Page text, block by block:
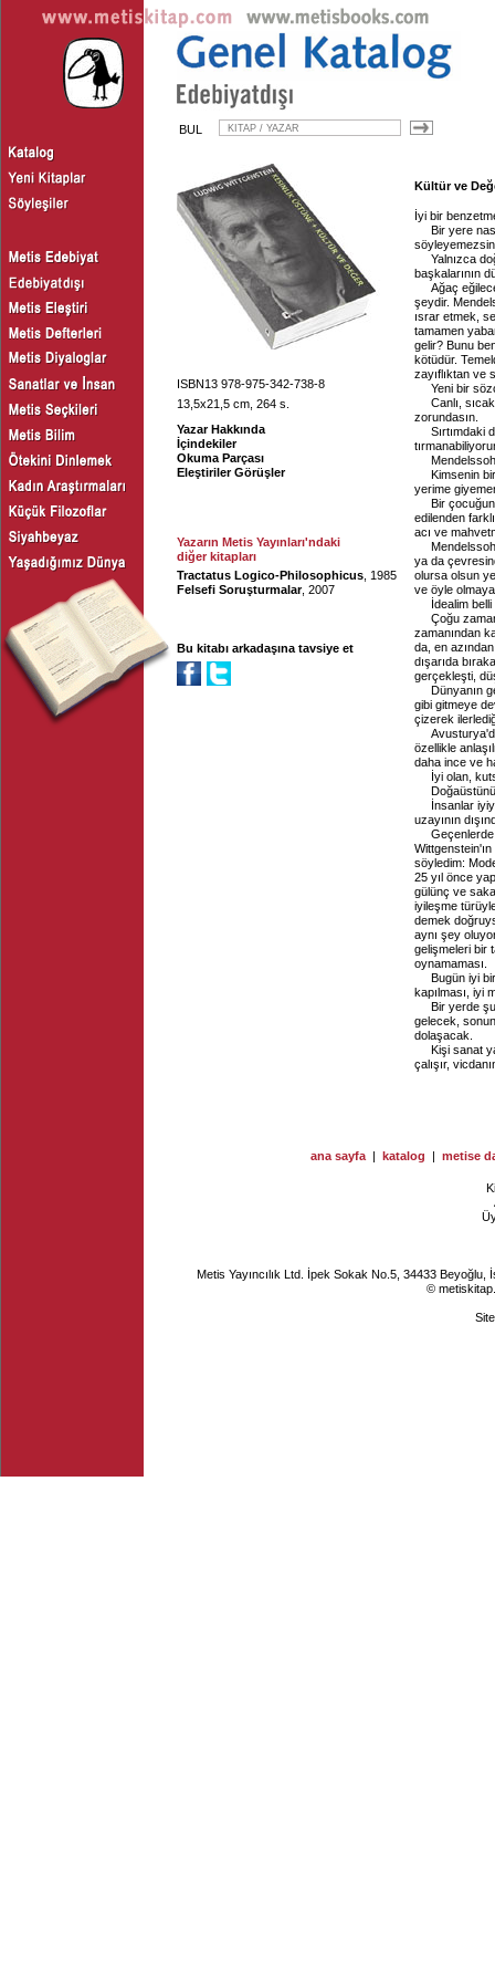
BUL
ISBN13 978-975-342-738-8
13,5x21,5 cm, 264 s.
Yazar Hakkında
İçindekiler
Okuma Parçası
Eleştiriler Görüşler
Yazarın Metis Yayınları'ndaki
diğer kitapları
Tractatus Logico-Philosophicus , 1985
Felsefi Soruşturmalar, 2007
Bu kitabı arkadaşına tavsiye et
Kültür ve
İyi bir
Bir yere
Yalnızca
başkalarının
Ağaç
şeydir.
ısrar etmek,
tamamen
gelir? Bunu
kötüdür.
zayıflıktan ve
Yeni bir
Canlı,
zorundasın.
Sırtımdaki
Kimsenin
yerime
Bir
edilenden
acı ve
ya da
olursa olsun
ve öyle
İdealim
Çoğu
zamanından
da, en
dışarıda
gerçekleşti,
Dünyanın
gibi gitmeye
çizerek
özellikle
daha ince ve
İyi olan,
İnsanlar
uzayının
söyledim:
25 yıl önce
gülünç ve
iyileşme
demek
aynı şey
gelişmeleri bir
oynamaması.
Bugün iyi
kapılması, iyi
Bir yerde
gelecek,
dolaşacak.
Kişi sanat
çalışır,
ana sayfa | katalog | metise
Metis Yayıncılık Ltd. İpek Sokak No.5, 34433
©